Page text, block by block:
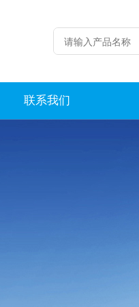
联系我们